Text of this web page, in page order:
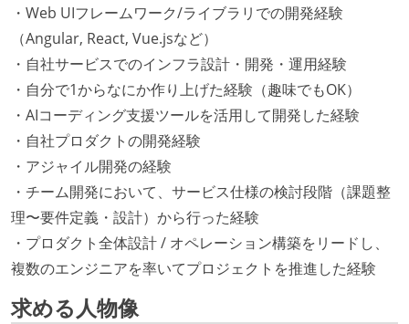
・Web UIフレームワーク/ライブラリでの開発経験
（Angular, React, Vue.jsなど）
・自社サービスでのインフラ設計・開発・運用経験
・自分で1からなにか作り上げた経験（趣味でもOK）
・AIコーディング支援ツールを活用して開発した経験
・自社プロダクトの開発経験
・アジャイル開発の経験
・チーム開発において、サービス仕様の検討段階（課題整
理〜要件定義・設計）から行った経験
・プロダクト全体設計 / オペレーション構築をリードし、
複数のエンジニアを率いてプロジェクトを推進した経験
求める人物像